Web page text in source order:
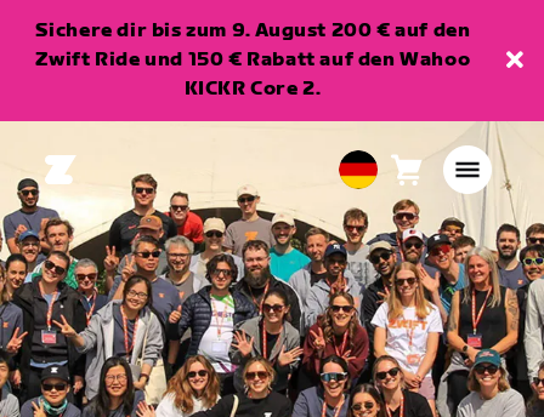
Sichere dir bis zum 9. August 200 € auf den
Zwift Ride und 150 € Rabatt auf den Wahoo
KICKR Core 2.
European
Union
Deutsch
Warenkorb
Artikel